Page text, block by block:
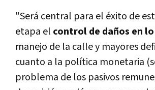
"Será central para el éxito de
etapa el control de daños en
manejo de la calle y mayores
cuanto a la política monetaria
problema de los pasivos